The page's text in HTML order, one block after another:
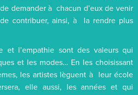
demander à chacun d’eux de venir
contribuer, ainsi, à la rendre plus
et l’empathie sont des valeurs qui
et les modes… En les choisissant
les artistes lèguent à leur école
elle aussi, les années et qui